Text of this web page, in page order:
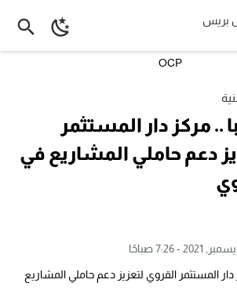
.. مركز دار المستثمر
دعم حاملي المشاريع في